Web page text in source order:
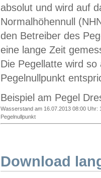
absolut und wird auf
Normalhöhennull
den Betreiber des
eine lange Zeit
Die Pegellatte wird
Pegelnullpunkt
Beispiel am Pegel
Wasserstand am 16.07.2013 08:00 Uhr:
Pegelnullpunkt
Download